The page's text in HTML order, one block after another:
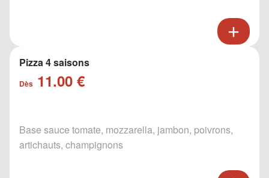
Pizza 4 saisons
Dès 11.00 €
Base sauce tomate, mozzarella, jambon, poivrons,
artichauts, champignons